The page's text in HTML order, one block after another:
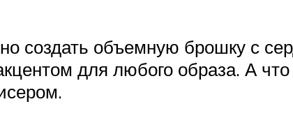
создать объемную брошку с
для любого образа. А